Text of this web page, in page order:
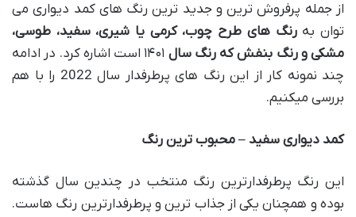
از جمله پرفروش ترین و جدید ترین رنگ های کمد دیواری می
توان بهرنگ های طرح چوب، کرمی یا شیری، سفید، طوسی،
مشکی و رنگ بنفش که رنگ سال
۱۴۰۱ است اشاره کرد. در ادامه
چند نمونه کار از این رنگ های پرطرفدار سال 2022 را با هم
بررسی میکنیم.
کمد دیواری سفید –محبوب ترین رنگ
این رنگ پرطرفدارترین رنگ منتخب در چندین سال گذشته
بوده و همچنان یکی از جذاب ترین و پرطرفدارترین رنگ هاست.